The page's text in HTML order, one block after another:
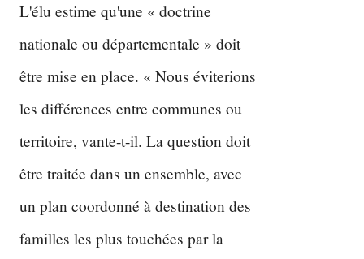
L'élu estime qu'une « doctrine
nationale ou départementale » doit
être mise en place. « Nous éviterions
les différences entre communes ou
territoire, vante-t-il. La question doit
être traitée dans un ensemble, avec
un plan coordonné à destination des
familles les plus touchées par la